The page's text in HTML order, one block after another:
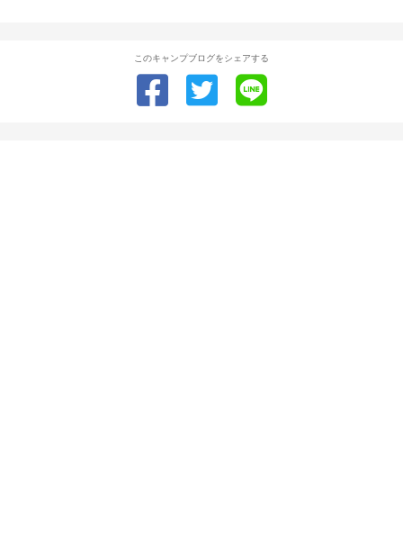
このキャンプブログをシェアする